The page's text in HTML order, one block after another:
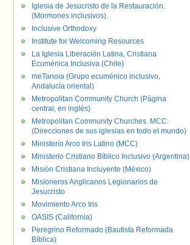
Iglesia de Jesucristo de la Restauración.
(Mormones inclusivos).
Inclusive Orthodoxy
Institute for Welcoming Resources
La Iglesia Liberación Latina, Cristiana
Ecuménica Inclusiva (Chile)
meTanoia (Grupo ecuménico inclusivo,
Andalucía oriental)
Metropolitan Community Church (Página
central, en inglés)
Metropolitan Community Churches. MCC.
(Direcciones de sus iglesias en todo el mundo)
Ministerio Arco Iris Latino (MCC)
Ministerio Cristiano Bíblico Inclusivo (Argentina)
Misión Cristiana Incluyente (México)
Misioneros Anglicanos Legionarios de
Jesucristo
Movimiento Arco Iris
OASIS (California)
Peregrino Reformado (Bautista Reformada
Bíblica)